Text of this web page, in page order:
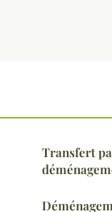
Transfert